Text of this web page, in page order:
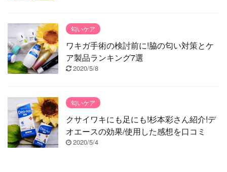
匂いケア
ワキガ手術の検討前に!脇の匂い対策とケ
ア製品ランキング7選
2020/5/8
匂いケア
クサイワキにも足にも!杉本彩さん紹介!デ
オエースの効果/使用した感想を口コミ
2020/5/4